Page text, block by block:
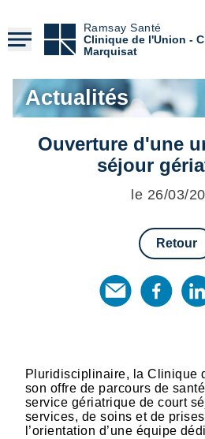
contenu
principal
Ramsay Santé
Clinique de l'Union -
Marquisat
Actualités
Ouverture d'une
séjour
le 26/03/
Retour
Pluridisciplinaire, la Clinique
son offre de parcours de
service gériatrique de court
services, de soins et de
l’orientation d’une équipe